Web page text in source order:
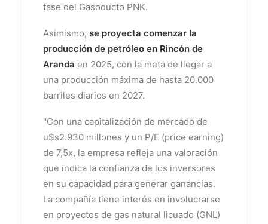
fase del Gasoducto PNK.
Asimismo, se proyecta comenzar la
producción de petróleo en Rincón de
Aranda en 2025, con la meta de llegar a
una producción máxima de hasta 20.000
barriles diarios en 2027.
"Con una capitalización de mercado de
u$s2.930 millones y un P/E (price earning)
de 7,5x, la empresa refleja una valoración
que indica la confianza de los inversores
en su capacidad para generar ganancias.
La compañía tiene interés en involucrarse
en proyectos de gas natural licuado (GNL)